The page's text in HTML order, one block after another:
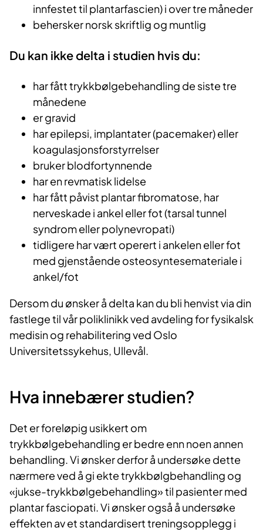
innfestet til plantarfascien) i over tre måneder
behersker norsk skriftlig og muntlig
Du kan ikke delta i studien hvis du:
har fått trykkbølgebehandling de siste tre
månedene
er gravid
har epilepsi, implantater (pacemaker) eller
koagulasjonsforstyrrelser
bruker blodfortynnende
har en revmatisk lidelse
har fått påvist plantar fibromatose, har
nerveskade i ankel eller fot (tarsal tunnel
syndrom eller polynevropati)
tidligere har vært operert i ankelen eller fot
med gjenstående osteosyntesemateriale i
ankel/fot
Dersom du ønsker å delta kan du bli henvist via din
fastlege til vår poliklinikk ved avdeling for fysikalsk
medisin og rehabilitering ved Oslo
Universitetssykehus, Ullevål.
Hva innebærer studien?
Det er foreløpig usikkert om
trykkbølgebehandling er bedre enn noen annen
behandling. Vi ønsker derfor å undersøke dette
nærmere ved å gi ekte trykkbølgbehandling og
«jukse-trykkbølgebehandling» til pasienter med
plantar fasciopati. Vi ønsker også å undersøke
effekten av et standardisert treningsopplegg i